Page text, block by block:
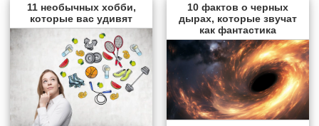
11 необычных хобби,
которые вас удивят
10 фактов о черных
дырах, которые звучат
как фантастика